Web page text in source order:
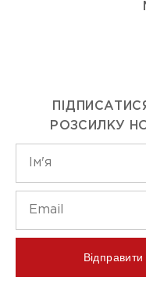
РОЗСИЛКУ
Відправити